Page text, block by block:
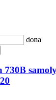
dona